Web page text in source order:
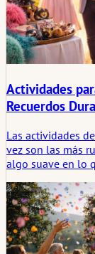
Actividades
Recuerdos
Las actividades
vez son las más
algo suave en lo
actividades para
memoria de la
profunda que el